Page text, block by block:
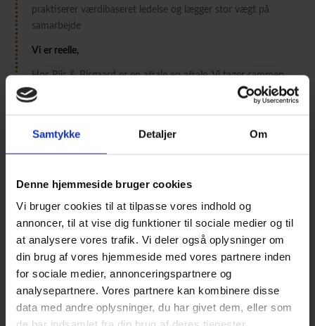
Samtykke Detaljer Om
Denne hjemmeside bruger cookies
Vi bruger cookies til at tilpasse vores indhold og
annoncer, til at vise dig funktioner til sociale medier og til
at analysere vores trafik. Vi deler også oplysninger om
din brug af vores hjemmeside med vores partnere inden
for sociale medier, annonceringspartnere og
analysepartnere. Vores partnere kan kombinere disse
data med andre oplysninger, du har givet dem, eller som
praktiserer værdibaseret ledelse og lægger stor vægt på
samarbejde
Vi er reelle,
Hos Riis & Bisgaard er en aftale en aftale. Vi tager sammen
med vores kunder, leverandører og medarbejdere ansvaret for
opgaveløsning.